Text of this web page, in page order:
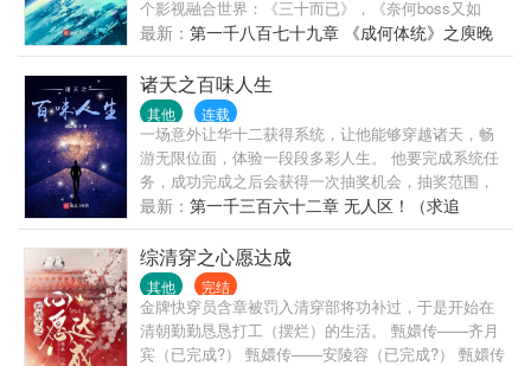
个影视融合世界：《三十而已》，《奈何boss又如
何》，《花火》，《安家》，《好先生》，《下一站
是幸福》，《流金岁月》，《机智的恋爱生活》，
《三生有幸遇上你》，《精英律师》……等。 第二个
影视融合世界：《梦华录》，《且试天下》，《锦心
似玉》，《赘婿》，《嫣语赋》，《知否知否应是绿
肥红瘦》，《雁归西窗月》，《狼殿下》……等。 第
三个影视融合世界：
最新： 第一千八百七十九章 《成何体统》之庾晚
音
诸天之百味人生
其他 连载
一场意外让华十二获得系统，让他能够穿越诸天，畅
游无限位面，体验一段段多彩人生。 他要完成系统任
务，成功完成之后会获得一次抽奖机会，抽奖范围，
为剧情世界任务相关角色所属的技能、物品、金钱、
乃至寿命，等等.... 华十二：就这？还有啥？ 系统：
嗯......，那你要老婆不要？ “......” 目前已经历世界：
在平行世界化身奥胖暴揍巴爵士（我打架带个球怎么
了！），抽奖获得鲨鱼巅峰之力。 ’少年的你‘中，用法
律武器惩恶扬善，保护爱人共享幸福。 进行中世
界，‘十月围城’，后续世界持续更新中.....
最新： 第一千三百六十二章 无人区！（求追
订！）
综清穿之心愿达成
其他 完结
金牌快穿员含章被罚入清穿部将功补过，于是开始在
清朝勤勤恳恳打工（摆烂）的生活。 甄嬛传——齐月
宾（已完成?） 甄嬛传——安陵容（已完成?） 甄嬛传